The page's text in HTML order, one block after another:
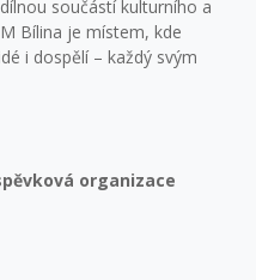
součástí kulturního a
Bílina je místem, kde
i dospělí – každý svým
organizace